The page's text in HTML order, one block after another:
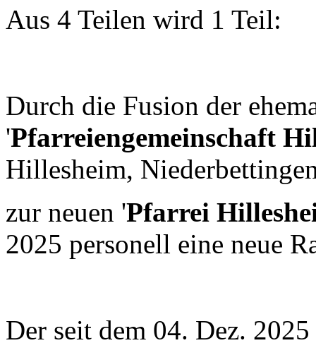
Aus 4 Teilen wird 1 Teil:
Durch die Fusion der
'Pfarreiengemeinschaft
Hillesheim,
zur neuen 'Pfarrei
2025 personell eine neue
Der seit dem 04. Dez.